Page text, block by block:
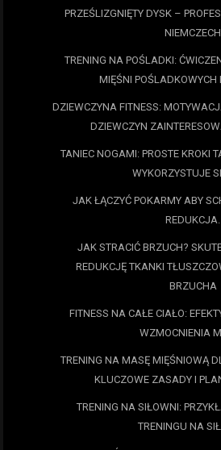
PRZEŚLIZGNIĘTY DYSK –
NIEMCZECH
TRENING NA POŚLADKI:
MIĘŚNI POŚLADKOWYCH
DZIEWCZYNA FITNESS:
DZIEWCZYN
TANIEC NOGAMI: PROSTE KROKI
WYKORZYSTUJE
JAK ŁĄCZYĆ POKARMY ABY
REDUKCJA.
JAK STRACIĆ BRZUCH?
REDUKCJĘ TKANKI
BRZUCHA
FITNESS NA CAŁE CIAŁO:
WZMOCNIENIA
TRENING NA MASĘ MIĘŚNIOWĄ
KLUCZOWE ZASADY I
TRENING NA SIŁOWNI:
TRENINGU NA